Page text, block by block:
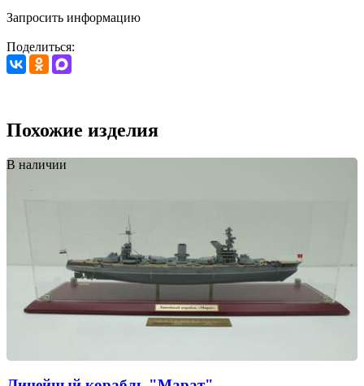
Запросить информацию
Поделиться:
Похожие изделия
В наличии